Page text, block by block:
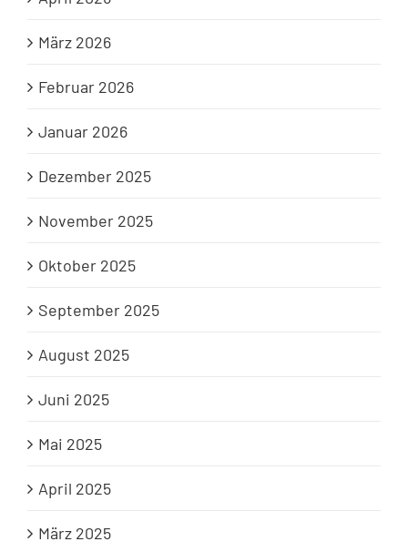
März 2026
Februar 2026
Januar 2026
Dezember 2025
November 2025
Oktober 2025
September 2025
August 2025
Juni 2025
Mai 2025
April 2025
März 2025